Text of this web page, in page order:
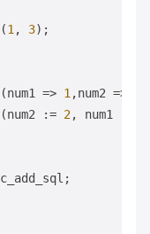
1 , 3);
=> 1 ,num2 =>
:= 2, num1 :